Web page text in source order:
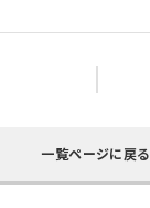
一覧ページに戻る